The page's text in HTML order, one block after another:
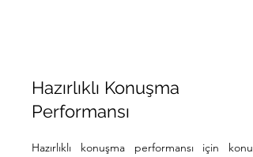
Hazırlıklı Konuşma
Performansı
Hazırlıklı konuşma performansı için konu